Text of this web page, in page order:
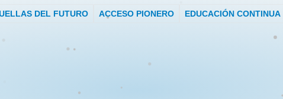
DEL FUTURO ACCESO PIONERO EDUCACIÓN CONTINUA